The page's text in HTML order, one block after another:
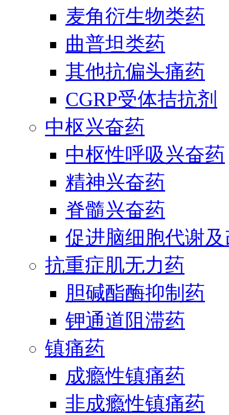
麦角衍生物类药
曲普坦类药
其他抗偏头痛药
CGRP受体拮抗剂
中枢兴奋药
中枢性呼吸兴奋药
精神兴奋药
脊髓兴奋药
促进脑细胞代谢
抗重症肌无力药
胆碱酯酶抑制药
钾通道阻滞药
镇痛药
成瘾性镇痛药
非成瘾性镇痛药